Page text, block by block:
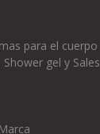
para el cuerpo
Shower gel y Sales